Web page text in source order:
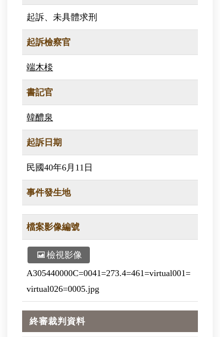
起訴、未具體求刑
起訴檢察官
端木棪
書記官
韓醴泉
起訴日期
民國40年6月11日
事件發生地
檔案影像編號
檢視影像
A305440000C=0041=273.4=461=virtual001=
virtual026=0005.jpg
終審裁判資料